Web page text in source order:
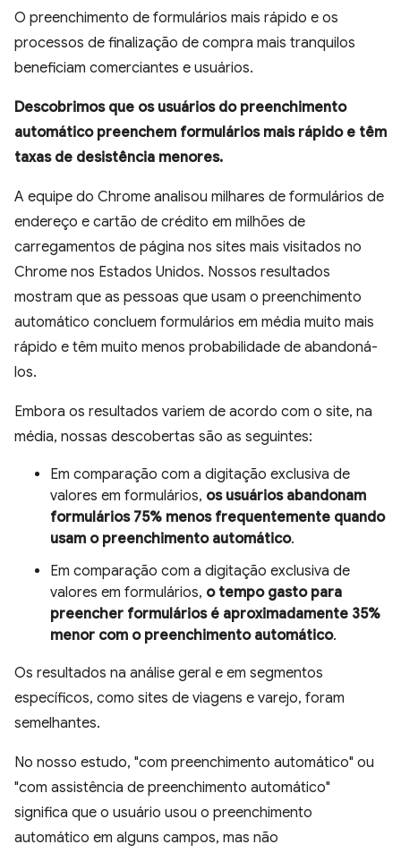
O preenchimento de formulários mais rápido e os
processos de finalização de compra mais tranquilos
beneficiam comerciantes e usuários.
Descobrimos que os usuários do preenchimento
automático preenchem formulários mais rápido e têm
taxas de desistência menores.
A equipe do Chrome analisou milhares de formulários de
endereço e cartão de crédito em milhões de
carregamentos de página nos sites mais visitados no
Chrome nos Estados Unidos. Nossos resultados
mostram que as pessoas que usam o preenchimento
automático concluem formulários em média muito mais
rápido e têm muito menos probabilidade de abandoná-
los.
Embora os resultados variem de acordo com o site, na
média, nossas descobertas são as seguintes:
Em comparação com a digitação exclusiva de
valores em formulários, os usuários abandonam
formulários 75% menos frequentemente quando
usam o preenchimento automático.
Em comparação com a digitação exclusiva de
valores em formulários, o tempo gasto para
preencher formulários é aproximadamente 35%
menor com o preenchimento automático.
Os resultados na análise geral e em segmentos
específicos, como sites de viagens e varejo, foram
semelhantes.
No nosso estudo, "com preenchimento automático" ou
"com assistência de preenchimento automático"
significa que o usuário usou o preenchimento
automático em alguns campos, mas não